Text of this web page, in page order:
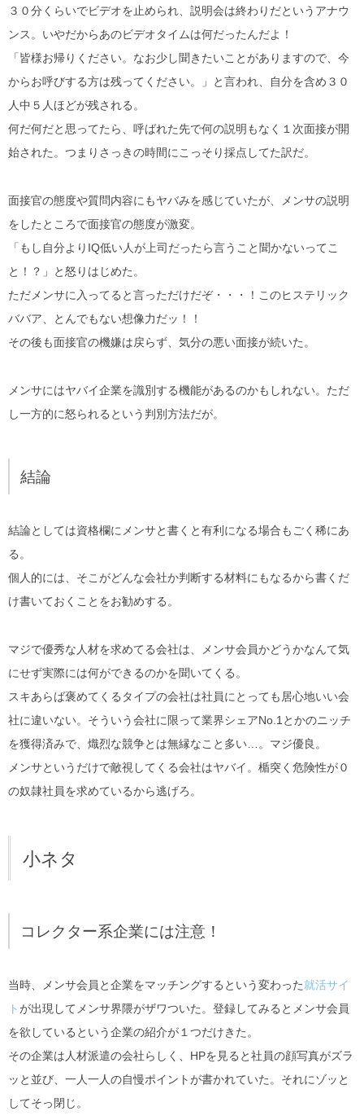
３０分くらいでビデオを止められ、説明会は終わりだというアナウ
ンス。いやだからあのビデオタイムは何だったんだよ！
「皆様お帰りください。なお少し聞きたいことがありますので、今
からお呼びする方は残ってください。」と言われ、自分を含め３０
人中５人ほどが残される。
何だ何だと思ってたら、呼ばれた先で何の説明もなく１次面接が開
始された。つまりさっきの時間にこっそり採点してた訳だ。
面接官の態度や質問内容にもヤバみを感じていたが、メンサの説明
をしたところで面接官の態度が激変。
「もし自分よりIQ低い人が上司だったら言うこと聞かないってこ
と！？」と怒りはじめた。
ただメンサに入ってると言っただけだぞ・・・！このヒステリック
ババア、とんでもない想像力だッ！！
その後も面接官の機嫌は戻らず、気分の悪い面接が続いた。
メンサにはヤバイ企業を識別する機能があるのかもしれない。ただ
し一方的に怒られるという判別方法だが。
結論
結論としては資格欄にメンサと書くと有利になる場合もごく稀にあ
る。
個人的には、そこがどんな会社か判断する材料にもなるから書くだ
け書いておくことをお勧めする。
マジで優秀な人材を求めてる会社は、メンサ会員かどうかなんて気
にせず実際には何ができるのかを聞いてくる。
スキあらば褒めてくるタイプの会社は社員にとっても居心地いい会
社に違いない。そういう会社に限って業界シェアNo.1とかのニッチ
を獲得済みで、熾烈な競争とは無縁なこと多い…。マジ優良。
メンサというだけで敵視してくる会社はヤバイ。楯突く危険性が０
の奴隷社員を求めているから逃げろ。
小ネタ
コレクター系企業には注意！
当時、メンサ会員と企業をマッチングするという変わった就活サイ
トが出現してメンサ界隈がザワついた。登録してみるとメンサ会員
を欲しているという企業の紹介が１つだけきた。
その企業は人材派遣の会社らしく、HPを見ると社員の顔写真がズラ
ッと並び、一人一人の自慢ポイントが書かれていた。それにゾッと
してそっ閉じ。